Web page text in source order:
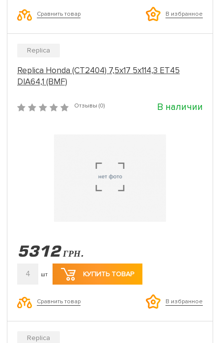
Сравнить товар В избранное
Replica
Replica Honda (CT2404) 7,5x17 5x114,3 ET45
DIA64,1 (BMF)
Отзывы (0) В наличии
5312 ГРН.
4 шт КУПИТЬ ТОВАР
Сравнить товар В избранное
Replica